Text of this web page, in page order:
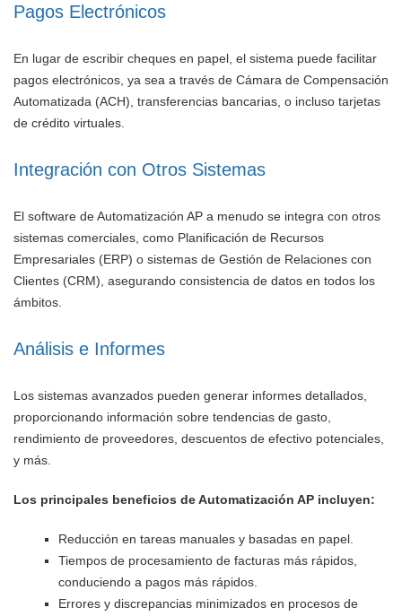
Pagos Electrónicos
En lugar de escribir cheques en papel, el sistema puede facilitar
pagos electrónicos, ya sea a través de Cámara de Compensación
Automatizada (ACH), transferencias bancarias, o incluso tarjetas
de crédito virtuales.
Integración con Otros Sistemas
El software de Automatización AP a menudo se integra con otros
sistemas comerciales, como Planificación de Recursos
Empresariales (ERP) o sistemas de Gestión de Relaciones con
Clientes (CRM), asegurando consistencia de datos en todos los
ámbitos.
Análisis e Informes
Los sistemas avanzados pueden generar informes detallados,
proporcionando información sobre tendencias de gasto,
rendimiento de proveedores, descuentos de efectivo potenciales,
y más.
Los principales beneficios de Automatización AP incluyen:
Reducción en tareas manuales y basadas en papel.
Tiempos de procesamiento de facturas más rápidos,
conduciendo a pagos más rápidos.
Errores y discrepancias minimizados en procesos de